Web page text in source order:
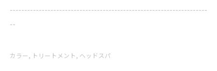
--------------------------------------------------------------------
--
カラー トリートメント ヘッドスパ